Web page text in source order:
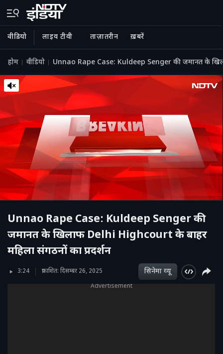
वीडियो लाइव टीवी ताज़ातरीन ख़बरें
होम वीडियो Unnao Rape Case: Kuldeep Senger की जमानत के
Unnao Rape Case: Kuldeep Senger की
जमानत के खिलाफ Delhi Highcourt के बाहर
महिला संगठनों का प्रदर्शन
3:24 प्रकाशित: दिसम्बर 26, 2025 सिनेमा व्‍यू
Advertisement